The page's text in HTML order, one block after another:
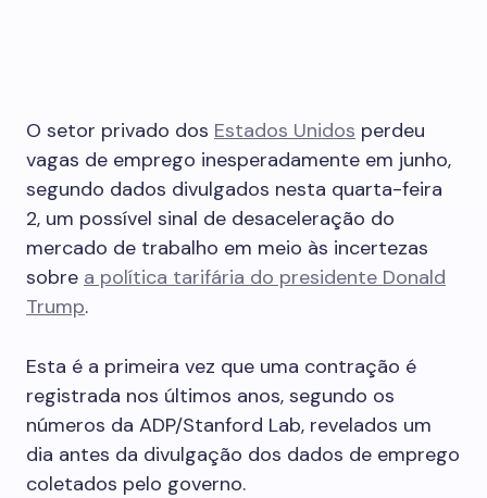
O setor privado dos Estados Unidos perdeu
vagas de emprego inesperadamente em junho,
segundo dados divulgados nesta quarta-feira
2, um possível sinal de desaceleração do
mercado de trabalho em meio às incertezas
sobre a política tarifária do presidente Donald
Trump.
Esta é a primeira vez que uma contração é
registrada nos últimos anos, segundo os
números da ADP/Stanford Lab, revelados um
dia antes da divulgação dos dados de emprego
coletados pelo governo.